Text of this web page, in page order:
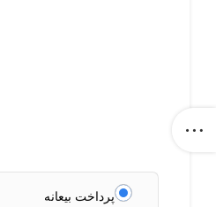
پرداخت بیعانه